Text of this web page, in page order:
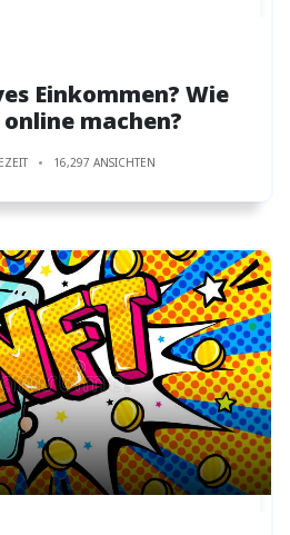
Einkommen? Wie
machen?
16,297 ANSICHTEN